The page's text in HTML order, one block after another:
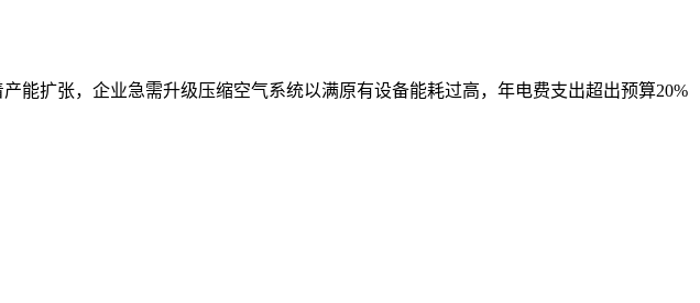
扩张，企业急需升级压缩空气系统以满原有设备能耗过高，年电费支出超出预算20%